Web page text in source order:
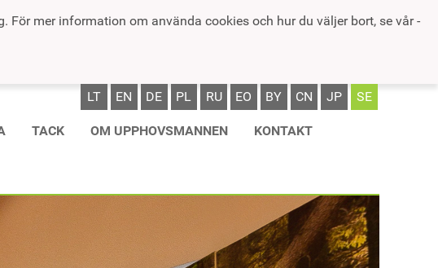
mer information om använda cookies och hur du väljer bort, se vår -
LT EN DE PL RU EO BY CN JP SE
TACK OM UPPHOVSMANNEN KONTAKT